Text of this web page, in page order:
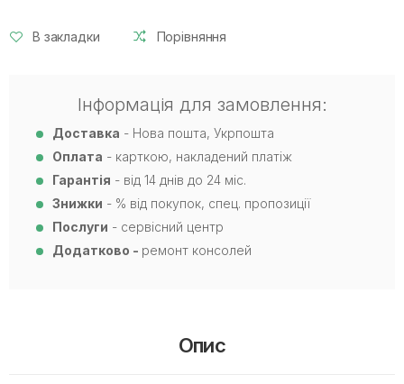
В закладки Порівняння
Інформація для замовлення:
Доставка - Нова пошта, Укрпошта
Оплата - карткою, накладений платіж
Гарантія - від 14 днів до 24 міс.
Знижки - % від покупок, спец. пропозиції
Послуги - сервісний центр
Додатково - ремонт консолей
Опис